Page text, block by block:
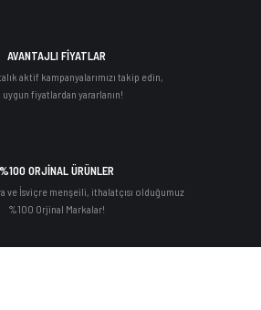
AVANTAJLI FİYATLAR
aktif kampanyalarımızı takip edin,
uygun fiyatlardan yararlanın!
%100 ORJİNAL ÜRÜNLER
ve İsviçre menşeili, ithalatçısı olduğumuz
%100 Orjinal Markalar!